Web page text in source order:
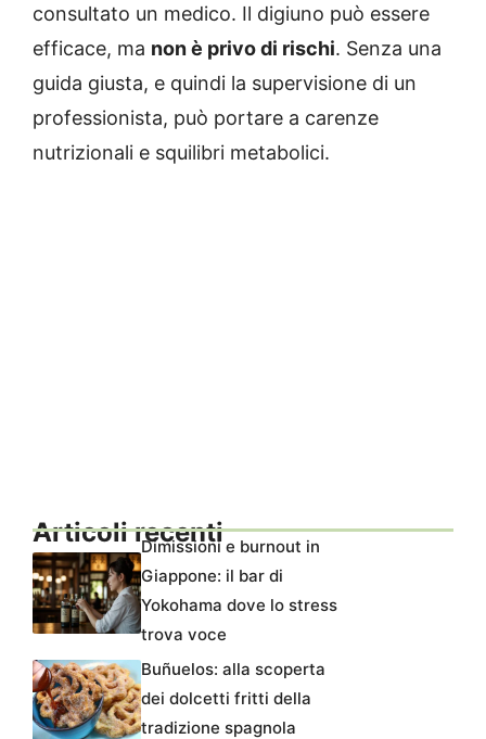
consultato un medico. Il digiuno può essere
efficace, ma non è privo di rischi. Senza una
guida giusta, e quindi la supervisione di un
professionista, può portare a carenze
nutrizionali e squilibri metabolici.
Articoli recentiDimissioni e burnout in
Giappone: il bar di
Yokohama dove lo stress
trova voce
Buñuelos: alla scoperta
dei dolcetti fritti della
tradizione spagnola